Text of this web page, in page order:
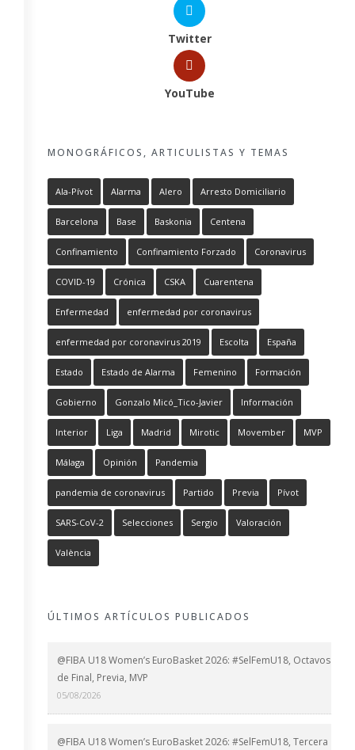
Twitter
YouTube
MONOGRÁFICOS, ARTICULISTAS Y TEMAS
Ala-Pívot Alarma Alero Arresto Domiciliario
Barcelona Base Baskonia Centena
Confinamiento Confinamiento Forzado Coronavirus
COVID-19 Crónica CSKA Cuarentena
Enfermedad enfermedad por coronavirus
enfermedad por coronavirus 2019 Escolta España
Estado Estado de Alarma Femenino Formación
Gobierno Gonzalo Micó_Tico-Javier Información
Interior Liga Madrid Mirotic Movember MVP
Málaga Opinión Pandemia
pandemia de coronavirus Partido Previa Pívot
SARS-CoV-2 Selecciones Sergio Valoración
València
ÚLTIMOS ARTÍCULOS PUBLICADOS
@FIBA U18 Women’s EuroBasket 2026: #SelFemU18, Octavos
de Final, Previa, MVP
05/08/2026
@FIBA U18 Women’s EuroBasket 2026: #SelFemU18, Tercera